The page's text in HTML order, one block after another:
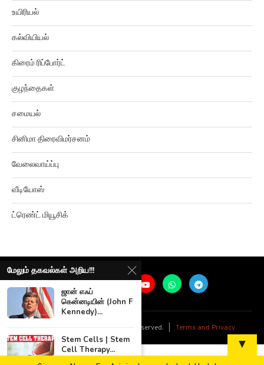
உயிரியல்
கல்வியியல்
கிரைம் ரிப்போர்ட்
குழந்தைகள்
சமையல்
சினிமா திரைவிமர்சனம்
வேலைவாய்ப்பு
வீடியோஸ்
ட்ரெண்ட் மியூசிக்
Ariviyalpuram. All rights reserved. | Terms and Privacy
மேலும் தகவல்கள் அறிய!!!
ஜான் எஃப்
கென்னடியின் (John F
Kennedy)...
Stem Cells | Stem
Cell Therapy...
▼